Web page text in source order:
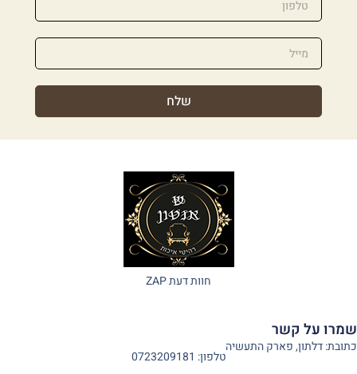
שלח
חוות דעת ZAP
שמרו על קשר
כתובת: דלתון, פארק התעשיה
טלפון: 0723209181